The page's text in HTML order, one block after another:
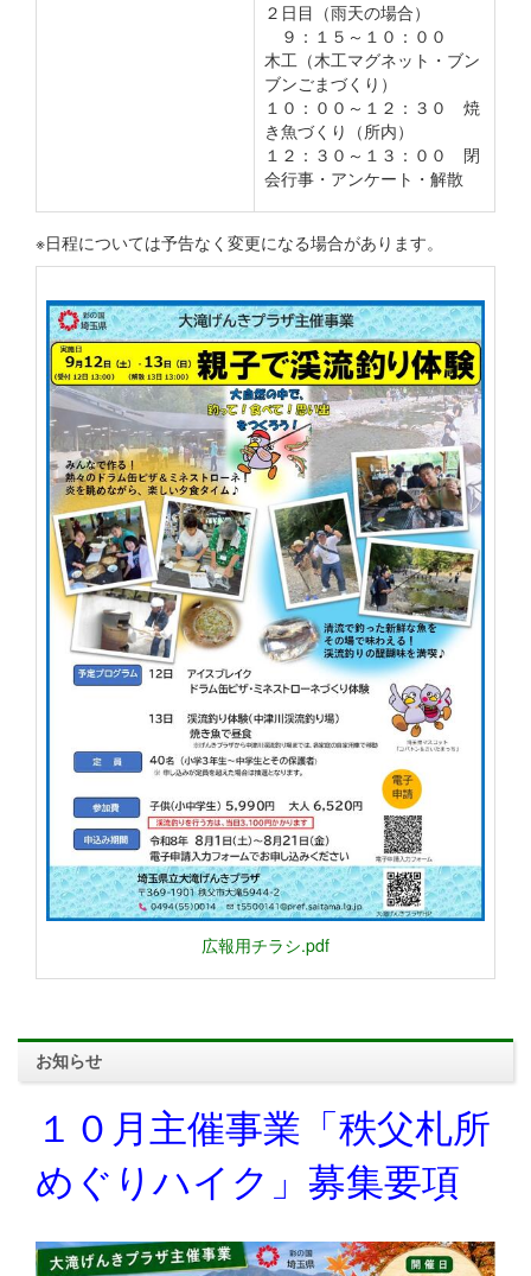
２日目（雨天の場合）
９：１５～１０：００
木工（木工マグネット・ブン
ブンごまづくり）
１０：００～１２：３０ 焼
き魚づくり（所内）
１２：３０～１３：００ 閉
会行事・アンケート・解散
※日程については予告なく変更になる場合があります。
広報用チラシ.pdf
お知らせ
１０月主催事業「秩父札所
めぐりハイク」募集要項